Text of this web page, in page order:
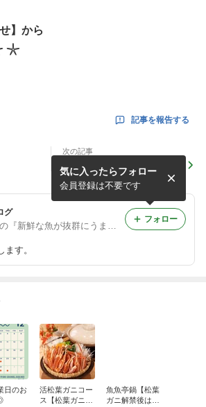
】から
𓇼
記事を報告する
次の記事
年始営業のお知らせ
グ
す。
気に入ったらフォロー
会員登録は不要です
フォロー
日のお
活松葉ガニコー
ス【松葉ガニ解
魚魚亭鍋【松葉
ガニ解禁後はじ